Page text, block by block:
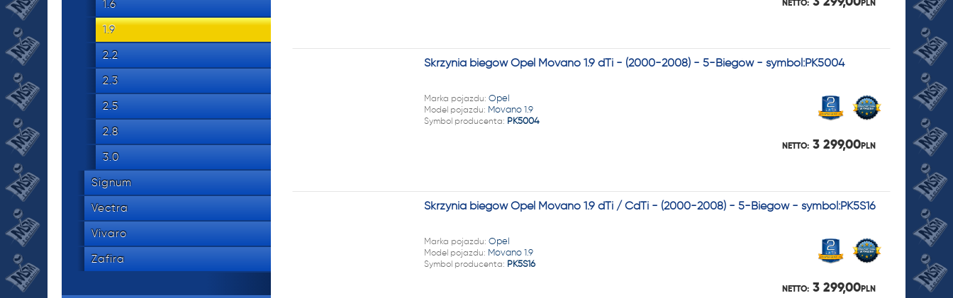
1.6
1.9
2.2
2.3
2.5
2.8
3.0
Signum
Vectra
Vivaro
Zafira
NETTO: PLN
Skrzynia biegów Opel Movano 1.9 dTi - (2000-2008) - 5-Biegów - symbol:PK5004
Marka pojazdu: Opel
Model pojazdu: Movano 1.9
Symbol producenta: PK5004
NETTO: 3 299,00PLN
Skrzynia biegów Opel Movano 1.9 dTi / CdTi - (2000-2008) - 5-Biegów - symbol:PK5S16
Marka pojazdu: Opel
Model pojazdu: Movano 1.9
Symbol producenta: PK5S16
NETTO: 3 299,00PLN